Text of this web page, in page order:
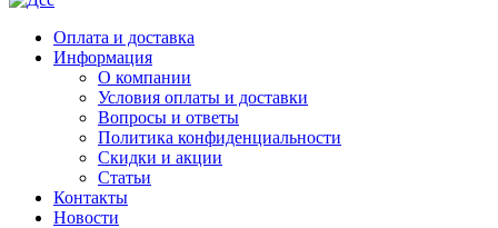
Оплата и доставка
Информация
О компании
Условия оплаты и доставки
Вопросы и ответы
Политика конфиденциальности
Скидки и акции
Статьи
Контакты
Новости